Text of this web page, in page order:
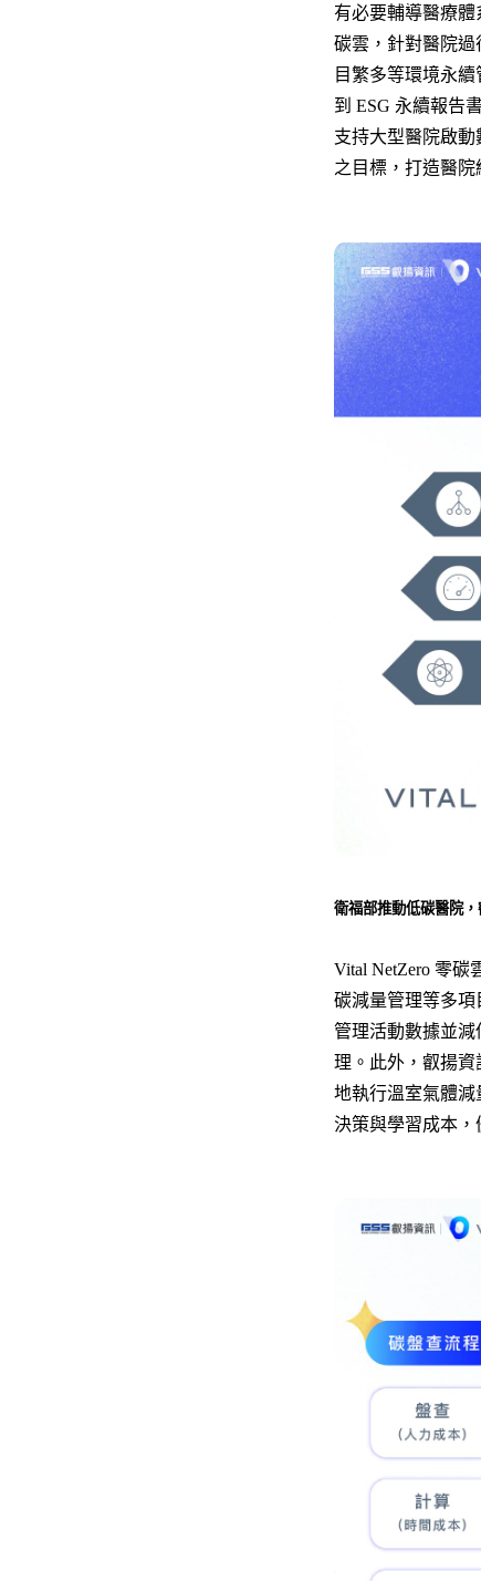
有必要輔導醫療
碳雲，針對醫院過
目繁多等環境永續
到 ESG 永續報告
支持大型醫院啟
之目標，打造醫院
衛福部推動低碳醫院
Vital NetZero 零
碳減量管理等多
管理活動數據並
理。此外，叡揚
地執行溫室氣體減
決策與學習成本，